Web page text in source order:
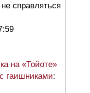
справляться
на «Тойоте»
гаишниками: